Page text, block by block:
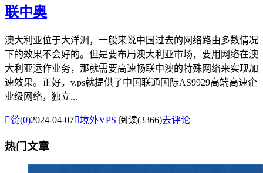
联中奥
澳大利亚位于大洋洲，一般来说中国过去的网络路由多数情况
下的效果不会好的。但是要布局澳大利亚市场，要用网络在澳
大利亚运作业务，那就需要高速畅联中澳的特殊网络来实现加
速效果。正好，v.ps就提供了中国联通国际AS9929高端高速企
业级网络，独立...
赞(0)2024-04-07境外VPS 阅读(3366)去评论
热门文章